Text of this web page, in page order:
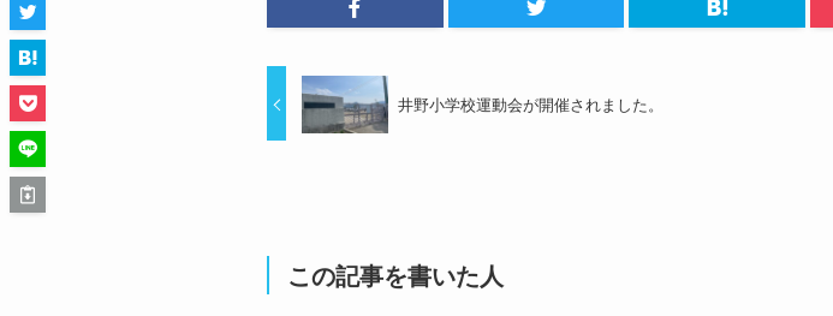
井野小学校運動会が開催されました。
この記事を書いた人